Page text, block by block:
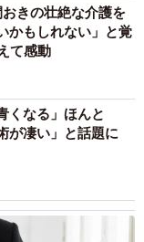
きの壮絶な介護を
もしれない」と覚
て感動
くなる」ほんと
が凄い」と話題に